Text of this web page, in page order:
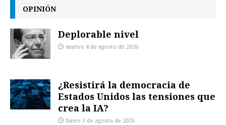
OPINIÓN
Deplorable nivel
martes 4 de agosto de 2026
¿Resistirá la democracia de
Estados Unidos las tensiones que
crea la IA?
lunes 3 de agosto de 2026